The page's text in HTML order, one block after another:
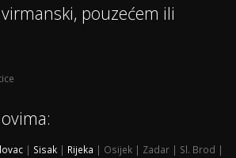
pouzećem ili
| Sisak | Rijeka | Osijek | Zadar | Sl. Brod |